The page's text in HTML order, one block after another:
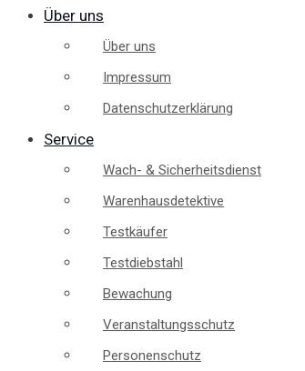
Über uns
Über uns
Impressum
Datenschutzerklärung
Service
Wach- & Sicherheitsdienst
Warenhausdetektive
Testkäufer
Testdiebstahl
Bewachung
Veranstaltungsschutz
Personenschutz